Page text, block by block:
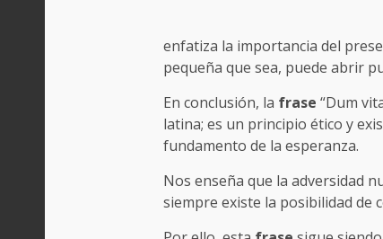
enfatiza la importancia del
pequeña que sea, puede abrir
En conclusión, la frase “Dum
latina; es un principio ético y
fundamento de la esperanza.
Nos enseña que la adversidad
siempre existe la posibilidad de